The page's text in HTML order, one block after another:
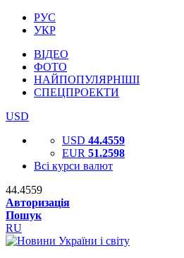
РУС
УКР
ВІДЕО
ФОТО
НАЙПОПУЛЯРНІШІ
СПЕЦПРОЕКТИ
USD
USD 44.4559
EUR 51.2598
Всі курси валют
44.4559
Авторизація
Пошук
RU